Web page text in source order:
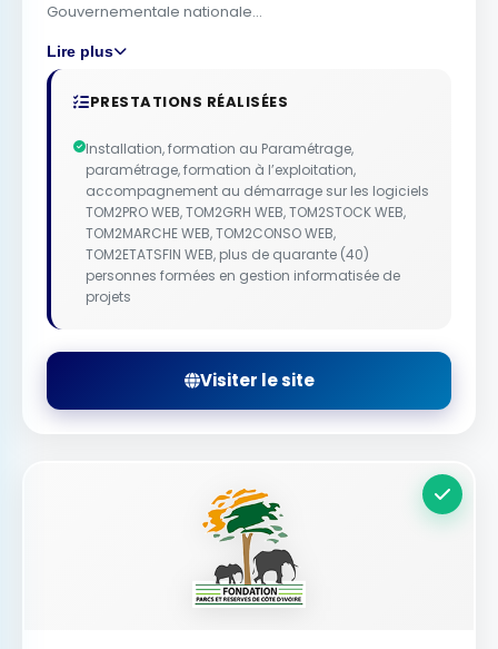
Gouvernementale nationale...
Lire plus
PRESTATIONS RÉALISÉES
Installation, formation au Paramétrage,
paramétrage, formation à l’exploitation,
accompagnement au démarrage sur les logiciels
TOM2PRO WEB, TOM2GRH WEB, TOM2STOCK WEB,
TOM2MARCHE WEB, TOM2CONSO WEB,
TOM2ETATSFIN WEB, plus de quarante (40)
personnes formées en gestion informatisée de
projets
Visiter le site